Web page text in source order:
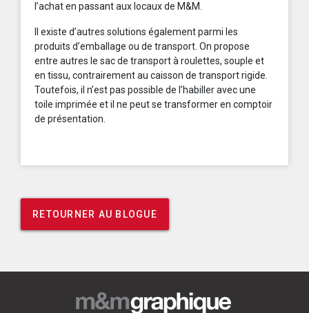
l’achat en passant aux locaux de M&M.
Il existe d’autres solutions également parmi les
produits d’emballage ou de transport. On propose
entre autres le sac de transport à roulettes, souple et
en tissu, contrairement au caisson de transport rigide.
Toutefois, il n’est pas possible de l’habiller avec une
toile imprimée et il ne peut se transformer en comptoir
de présentation.
RETOURNER AU BLOGUE